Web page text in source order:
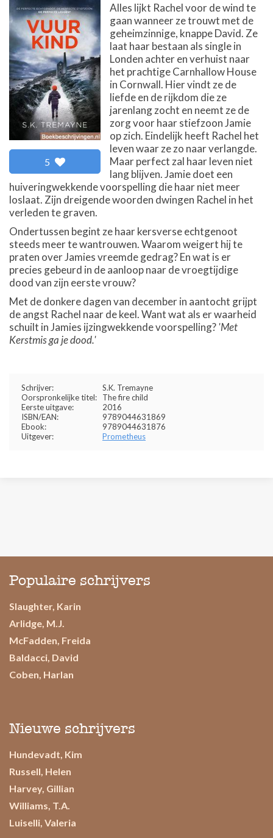
5
Alles lijkt Rachel voor de wind te
gaan wanneer ze trouwt met de
geheimzinnige, knappe David. Ze
laat haar bestaan als single in
Londen achter en verhuist naar
het prachtige Carnhallow House
in Cornwall. Hier vindt ze de
liefde en de rijkdom die ze
jarenlang zocht en neemt ze de
zorg voor haar stiefzoon Jamie
op zich. Eindelijk heeft Rachel het
leven waar ze zo naar verlangde.
Maar perfect zal haar leven niet
lang blijven. Jamie doet een
huiveringwekkende voorspelling die haar niet meer
loslaat. Zijn dreigende woorden dwingen Rachel in het
verleden te graven.
Ondertussen begint ze haar kersverse echtgenoot
steeds meer te wantrouwen. Waarom weigert hij te
praten over Jamies vreemde gedrag? En wat is er
precies gebeurd in de aanloop naar de vroegtijdige
dood van zijn eerste vrouw?
Met de donkere dagen van december in aantocht grijpt
de angst Rachel naar de keel. Want wat als er waarheid
schuilt in Jamies ijzingwekkende voorspelling?'Met
Kerstmis ga je dood.'
Schrijver:
S.K. Tremayne
Oorspronkelijke titel:
The fire child
Eerste uitgave:
2016
ISBN/EAN:
9789044631869
Ebook:
9789044631876
Uitgever:
Prometheus
Populaire schrijvers
Slaughter, Karin
Arlidge, M.J.
McFadden, Freida
Baldacci, David
Coben, Harlan
Nieuwe schrijvers
Hundevadt, Kim
Russell, Helen
Harvey, Gillian
Williams, T.A.
Luiselli, Valeria